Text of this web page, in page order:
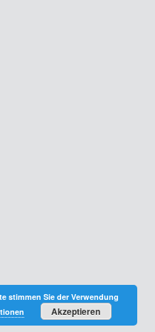
stimmen Sie der Verwendung
Akzeptieren